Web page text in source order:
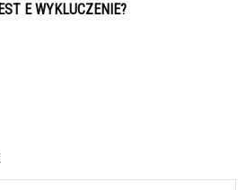
E WYKLUCZENIE?